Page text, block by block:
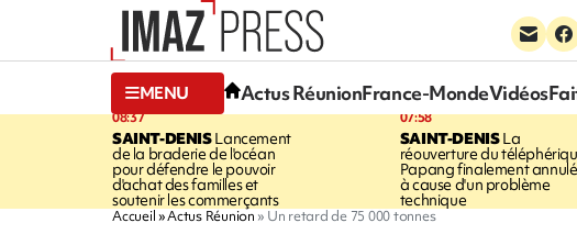
MENU Actus RéunionFrance-MondeVidéos
08:37
SAINT-DENISLancement
de la braderie de l'océan
pour défendre le pouvoir
d'achat des familles et
soutenir les commerçants
07:58
SAINT-DENISLa
réouverture du
Papang finalement
à cause d'un problème
technique
Accueil Actus Réunion Un retard de 75 000 tonnes